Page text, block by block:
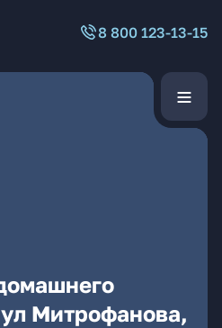
8 800 123-13-15
Митрофанова,